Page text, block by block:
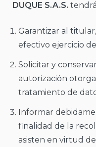
DUQUE S.A.S.
Garantizar al
efectivo ejercicio
Solicitar y
autorización
tratamiento de
Informar
finalidad de la
asisten en virtud